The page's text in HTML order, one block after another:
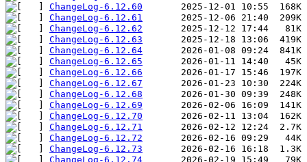
ChangeLog-6.12.60
ChangeLog-6.12.61
ChangeLog-6.12.62
ChangeLog-6.12.63
ChangeLog-6.12.64
ChangeLog-6.12.65
ChangeLog-6.12.66
ChangeLog-6.12.67
ChangeLog-6.12.68
ChangeLog-6.12.69
ChangeLog-6.12.70
ChangeLog-6.12.71
ChangeLog-6.12.72
ChangeLog-6.12.73
ChangeLog-6.12.74